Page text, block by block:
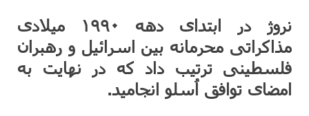
نروژ در ابتدای دهه ۱۹۹۰ میلادی
مذاکراتی محرمانه بین اسرائیل و رهبران
فلسطینی ترتیب داد که در نهایت به
امضای توافق اُسلو انجامید.